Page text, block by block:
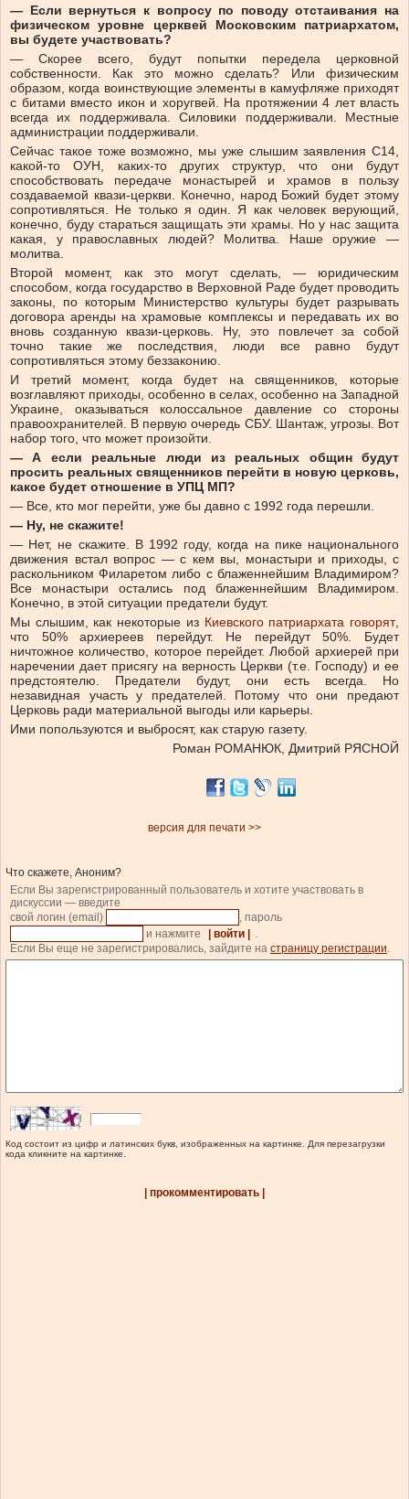
— Если вернуться к вопросу по поводу отстаивания на
физическом уровне церквей Московским патриархатом,
вы будете участвовать?
— Скорее всего, будут попытки передела церковной
собственности. Как это можно сделать? Или физическим
образом, когда воинствующие элементы в камуфляже приходят
с битами вместо икон и хоругвей. На протяжении 4 лет власть
всегда их поддерживала. Силовики поддерживали. Местные
администрации поддерживали.
Сейчас такое тоже возможно, мы уже слышим заявления С14,
какой-то ОУН, каких-то других структур, что они будут
способствовать передаче монастырей и храмов в пользу
создаваемой квази-церкви. Конечно, народ Божий будет этому
сопротивляться. Не только я один. Я как человек верующий,
конечно, буду стараться защищать эти храмы. Но у нас защита
какая, у православных людей? Молитва. Наше оружие —
молитва.
Второй момент, как это могут сделать, — юридическим
способом, когда государство в Верховной Раде будет проводить
законы, по которым Министерство культуры будет разрывать
договора аренды на храмовые комплексы и передавать их во
вновь созданную квази-церковь. Ну, это повлечет за собой
точно такие же последствия, люди все равно будут
сопротивляться этому беззаконию.
И третий момент, когда будет на священников, которые
возглавляют приходы, особенно в селах, особенно на Западной
Украине, оказываться колоссальное давление со стороны
правоохранителей. В первую очередь СБУ. Шантаж, угрозы. Вот
набор того, что может произойти.
— А если реальные люди из реальных общин будут
просить реальных священников перейти в новую церковь,
какое будет отношение в УПЦ МП?
— Все, кто мог перейти, уже бы давно с 1992 года перешли.
— Ну, не скажите!
— Нет, не скажите. В 1992 году, когда на пике национального
движения встал вопрос — с кем вы, монастыри и приходы, с
раскольником Филаретом либо с блаженнейшим Владимиром?
Все монастыри остались под блаженнейшим Владимиром.
Конечно, в этой ситуации предатели будут.
Мы слышим, как некоторые из Киевского патриархата говорят,
что 50% архиереев перейдут. Не перейдут 50%. Будет
ничтожное количество, которое перейдет. Любой архиерей при
наречении дает присягу на верность Церкви (т.е. Господу) и ее
предстоятелю. Предатели будут, они есть всегда. Но
незавидная участь у предателей. Потому что они предают
Церковь ради материальной выгоды или карьеры.
Ими попользуются и выбросят, как старую газету.
Роман РОМАНЮК, Дмитрий РЯСНОЙ
версия для печати >>
Что скажете, Аноним?
Если Вы зарегистрированный пользователь и хотите участвовать в
дискуссии — введите
свой логин (email)
, пароль
и нажмите
| войти |
.
Если Вы еще не зарегистрировались, зайдите на страницу регистрации.
Код состоит из цифр и латинских букв, изображенных на картинке. Для перезагрузки
кода кликните на картинке.
| прокомментировать |